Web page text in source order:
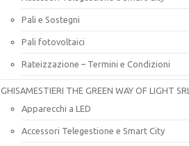
Pali e Sostegni
Pali fotovoltaici
Rateizzazione – Termini e Condizioni
GHISAMESTIERI THE GREEN WAY OF LIGHT SRL
Apparecchi a LED
Accessori Telegestione e Smart City